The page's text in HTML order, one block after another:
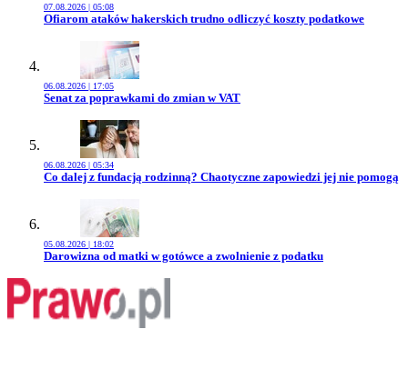
07.08.2026 | 05:08
Przejdź do artykułu:
Ofiarom ataków hakerskich trudno odliczyć koszty podatkowe
06.08.2026 | 17:05
Przejdź do artykułu:
Senat za poprawkami do zmian w VAT
06.08.2026 | 05:34
Przejdź do artykułu:
Co dalej z fundacją rodzinną? Chaotyczne zapowiedzi jej nie pomogą
05.08.2026 | 18:02
Przejdź do artykułu:
Darowizna od matki w gotówce a zwolnienie z podatku